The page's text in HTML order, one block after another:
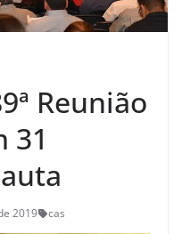
Reunião
31
2019 cas